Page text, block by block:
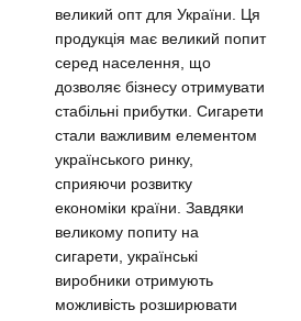
великий опт для України. Ця
продукція має великий попит
серед населення, що
дозволяє бізнесу отримувати
стабільні прибутки. Сигарети
стали важливим елементом
українського ринку,
сприяючи розвитку
економіки країни. Завдяки
великому попиту на
сигарети, українські
виробники отримують
можливість розширювати